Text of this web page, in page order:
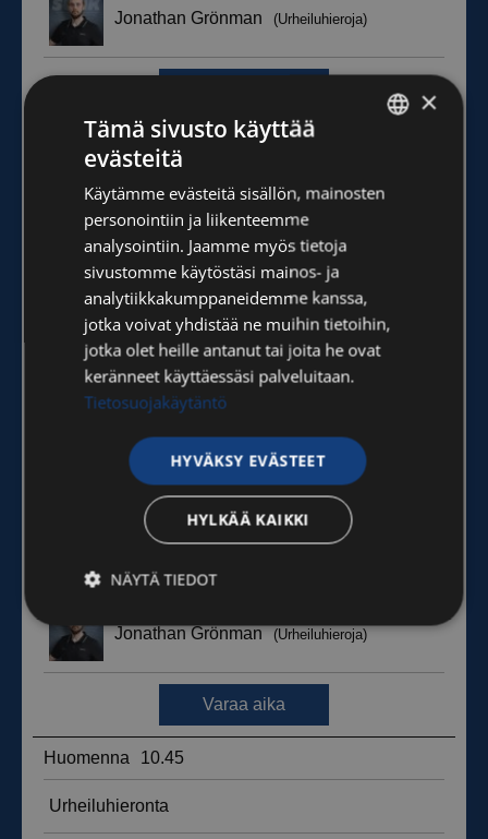
ENGLISH
×
Tämä sivusto käyttää
evästeitä
Käytämme evästeitä sisällön, mainosten
personointiin ja liikenteemme
analysointiin. Jaamme myös tietoja
sivustomme käytöstäsi mainos- ja
analytiikkakumppaneidemme kanssa,
jotka voivat yhdistää ne muihin tietoihin,
jotka olet heille antanut tai joita he ovat
keränneet käyttäessäsi palveluitaan.
Tietosuojakäytäntö
HYVÄKSY EVÄSTEET
HYLKÄÄ KAIKKI
NÄYTÄ TIEDOT
Ehdottomasti
välttämättömät
Suorituskyvylliset
Kohdentavat Toiminnalliset
Luokittelemattomat